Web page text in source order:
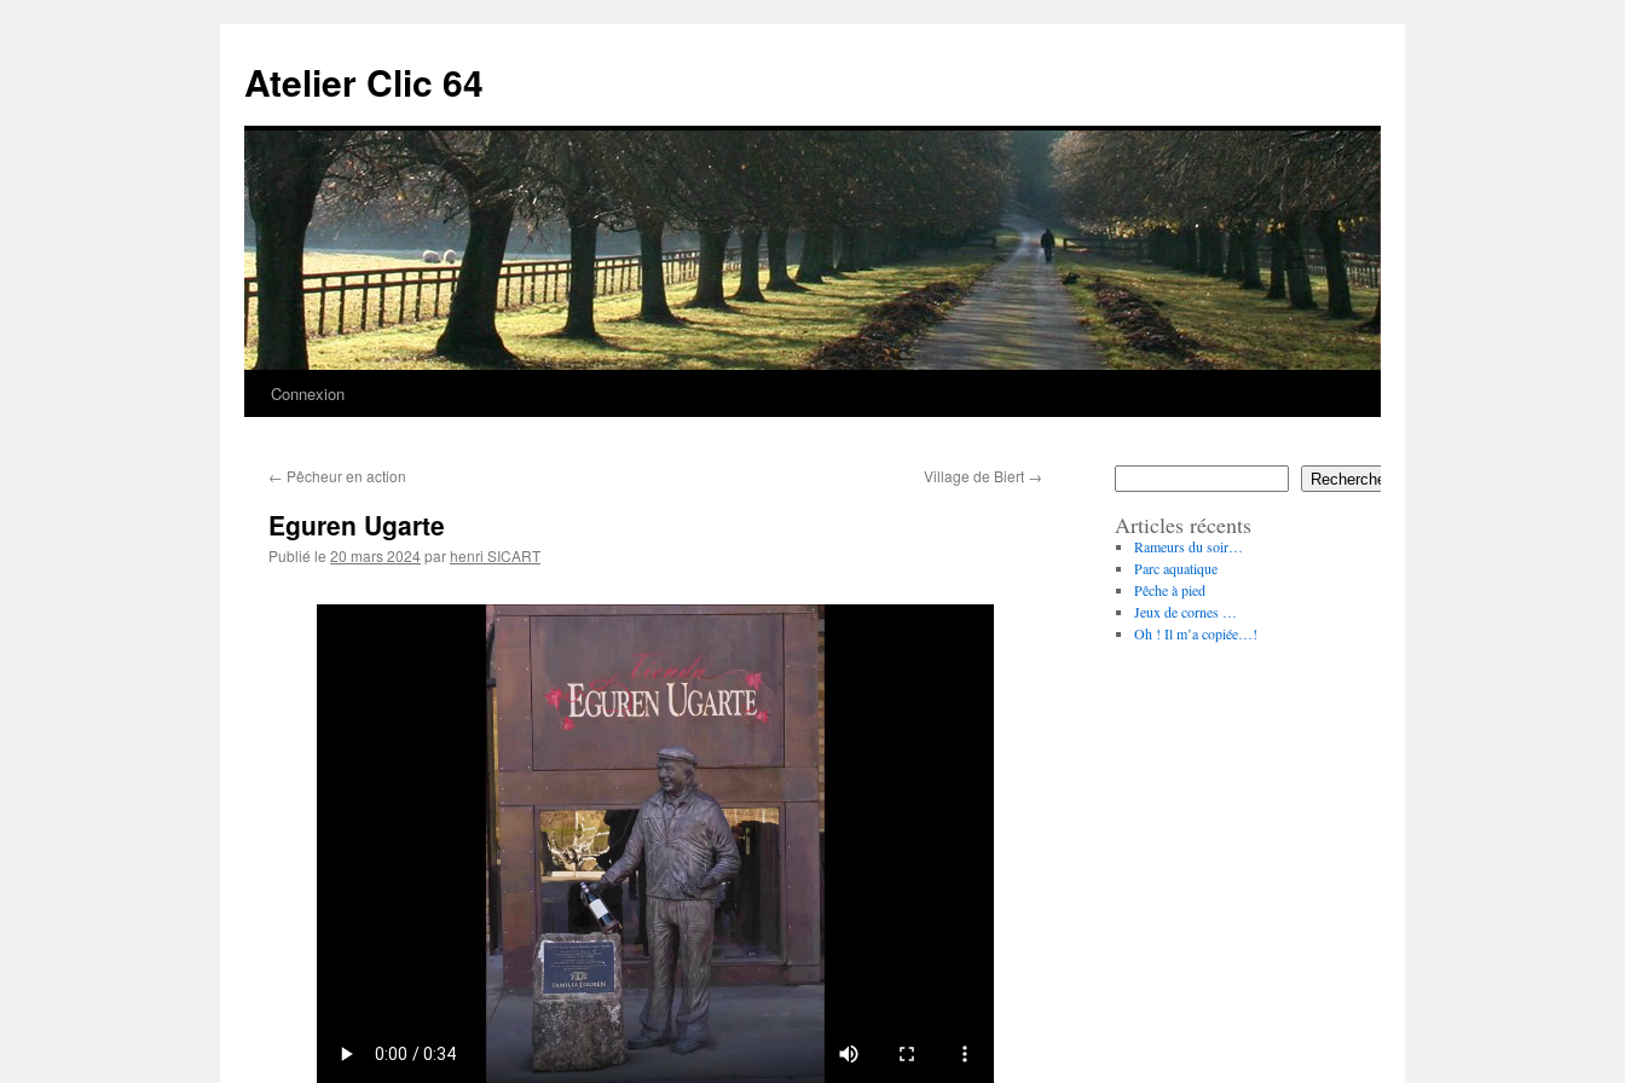
contenu
Atelier Clic 64
Connexion
← Pêcheur en action Village de Biert →
Eguren Ugarte
Publié le 20 mars 2024par henri SICART
Rechercher
Articles récents
Rameurs du soir…
Parc aquatique
Pêche à pied
Jeux de cornes …
Oh ! Il m’a copiée…!